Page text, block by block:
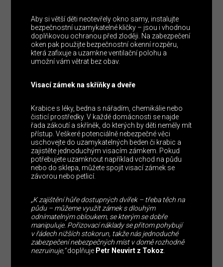
Aby si větší děti neotevřely okno samy, instalujte
bezpečnostní uzamykatelné kličky – jsou i vhodnou
doplňkovou ochranou před zloději. Na zabezpečení
oken pak použijte bezpečnostní okenní rozpěru,
která zafixuje a uzamkne ventilační polohu a
umožní vám větrat bez obav.
Visací zámek na skříňky a dveře
Krabice s léky, bedna s nářadím, chemikálie nebo
čisticí prostředky. V každé domácnosti se najde
řada zákoutí a skříněk, do kterých by děti neměly mít
přístup. Veškeré potenciálně nebezpečné věci
uschovejte do uzamykatelných beden či krabic a
zajistěte jednoduchým visacím zámkem. Pokud
potřebujete uzamknout například vchod na půdu
nebo do sklepa, můžete spojit visací zámek se
závorou nebo petlicí.
„K zajištění hůře dostupných dvířek – třeba těch na
půdu – můžeme využít zámek s dlouhým
odnímatelným obloukem, se kterým se dobře
manipuluje. Pořizovací náklady se přitom pohybují
v řádech nižších stokorun, takže nás jednoduché
zabezpečení nebezpečných míst v domě rozhodně
nezruinuje,“doplňuje Petr Neuvirt z Tokoz